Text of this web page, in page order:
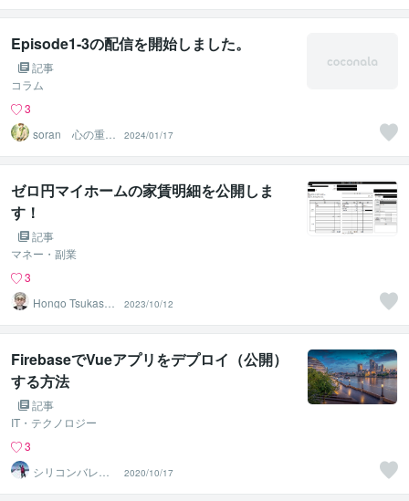
Episode1-3の配信を開始しました。
記事
コラム
3
soran 心の重荷
を下ろせるヒー
リング
2024/01/17
ゼロ円マイホームの家賃明細を公開しま
す！
記事
マネー・副業
3
Hongo Tsukasa
（本郷 司）
2023/10/12
FirebaseでVueアプリをデプロイ（公開）
する方法
記事
IT・テクノロジー
3
シリコンバレー
スーパーウエア
2020/10/17